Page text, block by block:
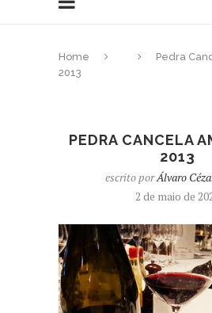
Home
Pedra
2013
PEDRA CANCELA
2013
escrito porÁlvaro
2 de maio de